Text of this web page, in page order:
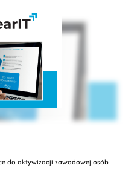
do aktywizacji zawodowej osób